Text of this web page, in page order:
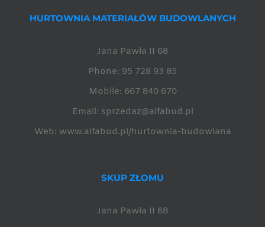
HURTOWNIA MATERIAŁÓW BUDOWLANYCH
Jana Pawła II 68
Phone: 95 728 93 85
Mobile: 667 840 670
Email: sprzedaz@alfabud.pl
Web: www.alfabud.pl/hurtownia-budowlana
SKUP ZŁOMU
Jana Pawła II 68